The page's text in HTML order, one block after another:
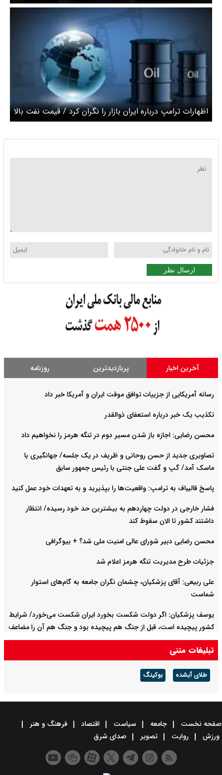
اظهارات ترامپ درباره ایران بازار را نگران کرد / قیمت نفت بالا
رفت
ارسال نظر
آخرین اخبار پربازدیدترین روزنامه
رسانه آمریکایی از جزییات توافق موقت ایران و آمریکا خبر داد
تکذیب یک خبر درباره استعفای ذوالقدر
محسن رضایی: اجازه باز شدن مسیر دوم در تنگه هرمز را نخواهیم داد
تصاویری جدید از حسن روحانی و ظریف در یک جلسه/ جهانگیری با
ماسک آمد/ گپ و گفت علی جنتی با رئیس جمهور سابق
پاسخ قالیباف به ترامپ: واقعیت‌ها را بپذیرید و به تعهدات خود عمل کنید
فشار خارجی در دولت چهاردهم به بیشترین حد خود رسیده/ انتظار
داشتند کشور تا الان سقوط کند
محسن رضایی دبیر شورای عالی امنیت ملی شد؟ + بیوگرافی
جزئیات طرح مدیریت تنگه هرمز اعلام شد
علی ربیعی: آقای پزشکیان، چشمان نگران جامعه به گام‌های استوار
شماست
یوسف پزشکیان: اگر دولت شکست بخورد ایران شکست می‌خورد/ شرایط
کشور پیچیده است، قبل از جنگ هم پیچیده بود و جنگ هم آن را مضاعف‌
کرده است
تبلیغات متنی
طلای آبشده بوکینگ
صفحه نخست جامعه سیاست اقتصاد
فرهنگ و هنر
ورزش
روایت تصویر صدای شرق